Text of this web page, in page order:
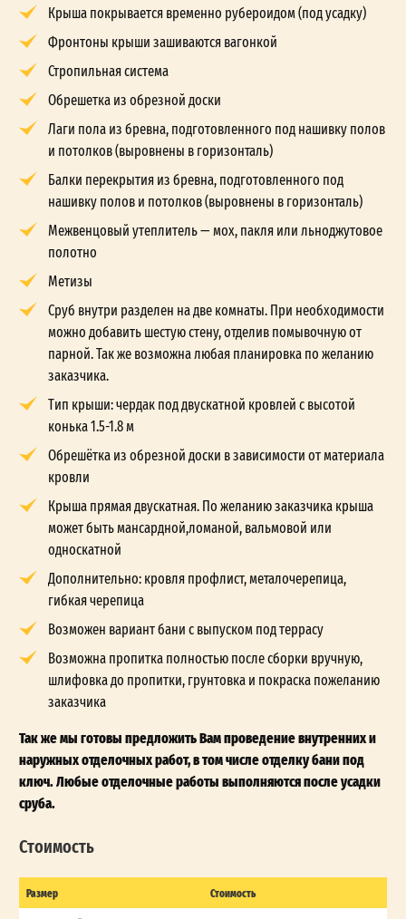
Крыша покрывается временно рубероидом (под усадку)
Фронтоны крыши зашиваются вагонкой
Стропильная система
Обрешетка из обрезной доски
Лаги пола из бревна, подготовленного под нашивку полов
и потолков (выровнены в горизонталь)
Балки перекрытия из бревна, подготовленного под
нашивку полов и потолков (выровнены в горизонталь)
Межвенцовый утеплитель — мох, пакля или льноджутовое
полотно
Метизы
Сруб внутри разделен на две комнаты. При необходимости
можно добавить шестую стену, отделив помывочную от
парной. Так же возможна любая планировка по желанию
заказчика.
Тип крыши: чердак под двускатной кровлей с высотой
конька 1.5-1.8 м
Обрешётка из обрезной доски в зависимости от материала
кровли
Крыша прямая двускатная. По желанию заказчика крыша
может быть мансардной,ломаной, вальмовой или
односкатной
Дополнительно: кровля профлист, металочерепица,
гибкая черепица
Возможен вариант бани с выпуском под террасу
Возможна пропитка полностью после сборки вручную,
шлифовка до пропитки, грунтовка и покраска пожеланию
заказчика
Так же мы готовы предложить Вам проведение внутренних и
наружных отделочных работ, в том числе отделку бани под
ключ. Любые отделочные работы выполняются после усадки
сруба.
Стоимость
Размер Стоимость